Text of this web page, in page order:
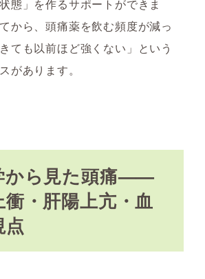
態」を作るサポートができま
から、頭痛薬を飲む頻度が減っ
ても以前ほど強くない」という
があります。
から見た頭痛——
衝・肝陽上亢・血
点